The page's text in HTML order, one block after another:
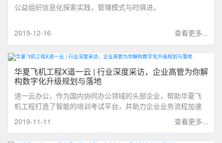
公益组织信息化探索实践，管理模式与时俱进。
查看更多...
2019-12-16
华夏飞机工程X道一云 | 行业深度采访，企业高管为你解
构数字化升级规划与落地
道一云办公，作为国内协同办公领域的头部企业，帮助华夏飞
机工程打造了智能的培训考试平台，并助力企业业务流程加速
提效。今天，我们就为大家邀请到了华夏飞机工程 信息管理部
的高经理，为大家分享他使用道一云办公两年的心得和经验。
查看更多...
2019-11-11